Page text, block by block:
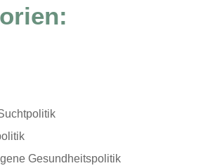
Gesundheitspolitik